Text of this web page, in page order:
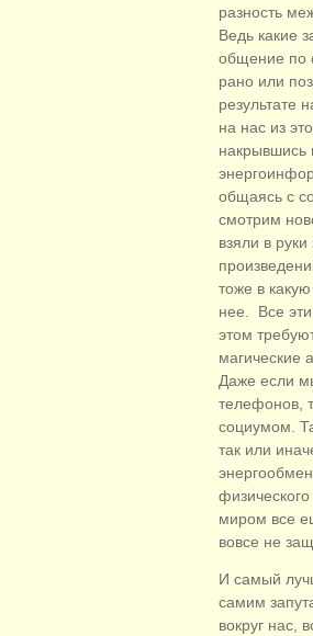
разность
Ведь какие
общение по
рано или
результате
на нас из
накрывшись
общаясь с
смотрим
взяли в
тоже в
нее. Все
этом
магические
Даже если
телефонов,
социумом.
так или
миром все
вовсе не
И самый
самим
вокруг нас,